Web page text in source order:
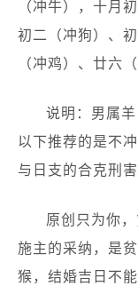
（冲牛），十月
初二（冲狗）、
（冲鸡）、廿六
说明：男属
以下推荐的是不
与日支的合克刑
原创只为你
施主的采纳，是
猴，结婚吉日不